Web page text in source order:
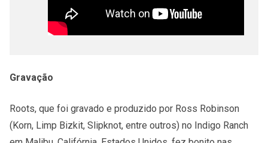
Gravação
Roots, que foi gravado e produzido por Ross Robinson
(Korn, Limp Bizkit, Slipknot, entre outros) no Indigo Ranch